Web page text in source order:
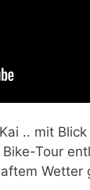
.. mit
Tour
Wetter